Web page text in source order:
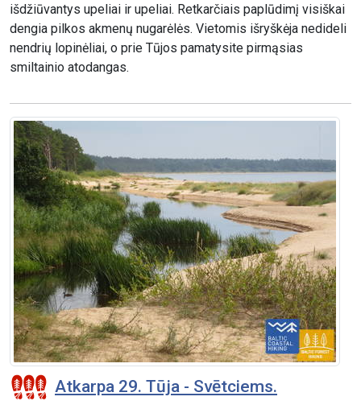
išdžiūvantys upeliai ir upeliai. Retkarčiais paplūdimį visiškai
dengia pilkos akmenų nugarėlės. Vietomis išryškėja nedideli
nendrių lopinėliai, o prie Tūjos pamatysite pirmąsias
smiltainio atodangas.
Atkarpa 29. Tūja - Svētciems.